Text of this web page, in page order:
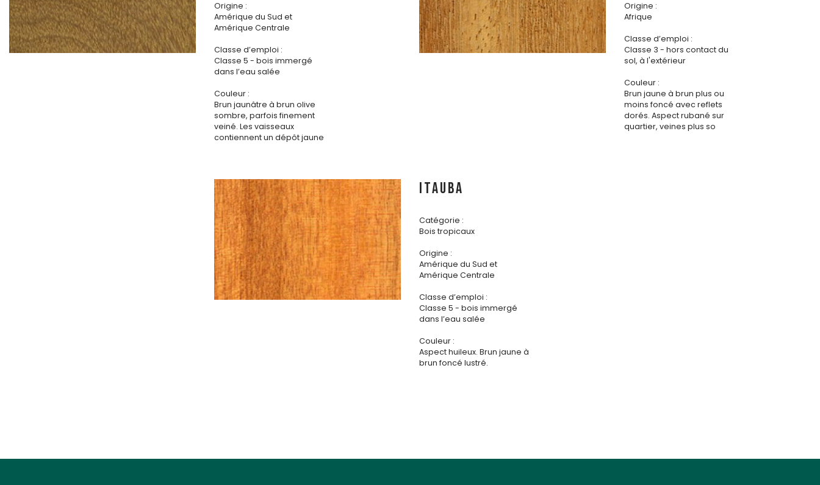
Origine :
Amérique du Sud et
Amérique Centrale
Classe d’emploi :
Classe 5 - bois immergé
dans l’eau salée
Couleur :
Brun jaunâtre à brun olive
sombre, parfois finement
veiné. Les vaisseaux
contiennent un dépôt jaune
Origine :
Afrique
Classe d’emploi :
Classe 3 - hors contact du
sol, à l'extérieur
Couleur :
Brun jaune à brun plus ou
moins foncé avec reflets
dorés. Aspect rubané sur
quartier, veines plus so
ITAUBA
Catégorie :
Bois tropicaux
Origine :
Amérique du Sud et
Amérique Centrale
Classe d’emploi :
Classe 5 - bois immergé
dans l’eau salée
Couleur :
Aspect huileux. Brun jaune à
brun foncé lustré.